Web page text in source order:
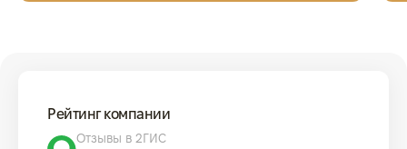
Рейтинг компании
Отзывы в 2ГИС